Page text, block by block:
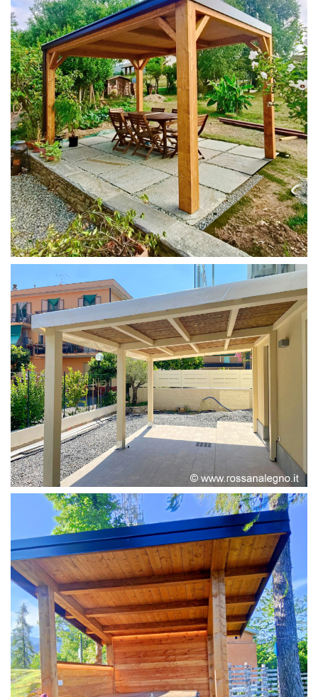
PERGOLA 4X3
PERGOLA ADOSSATA